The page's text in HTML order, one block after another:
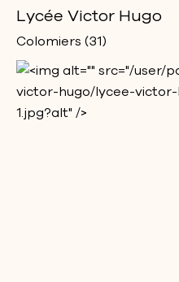
Lycée Victor Hugo
Colomiers (31)